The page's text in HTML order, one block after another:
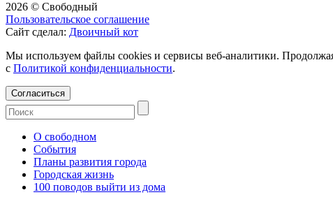
2026 © Свободный
Пользовательское соглашение
Сайт сделал: Двоичный кот
Мы используем файлы cookies и сервисы веб-аналитики.
с Политикой конфиденциальности.
Согласиться
О свободном
События
Планы развития города
Городская жизнь
100 поводов выйти из дома